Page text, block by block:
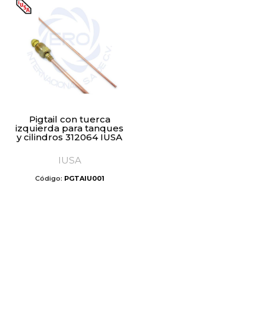
Pigtail con tuerca
izquierda para tanques
y cilindros 312064 IUSA
IUSA
Código: PGTAIU001